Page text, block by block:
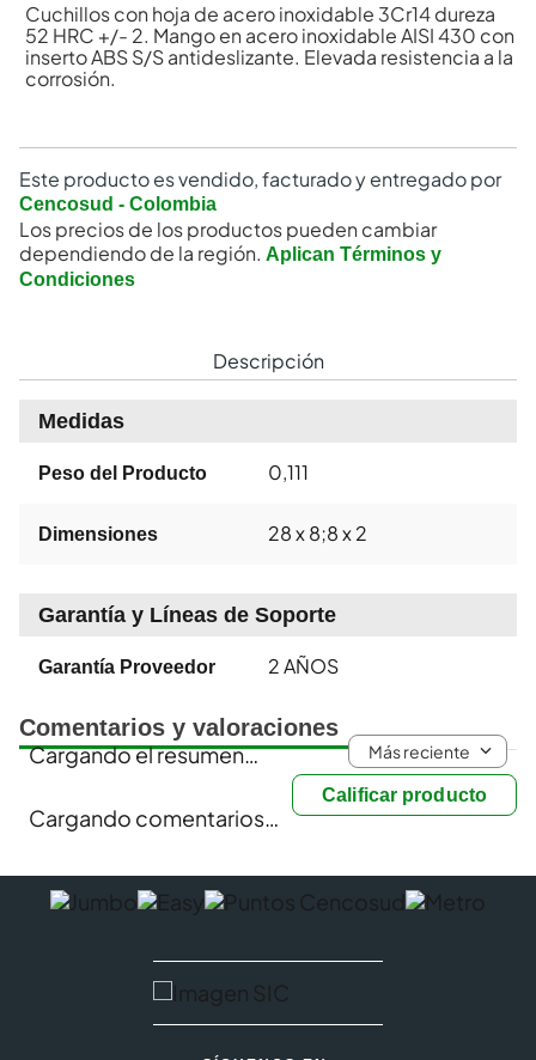
Cuchillos con hoja de acero inoxidable 3Cr14 dureza
52 HRC +/- 2. Mango en acero inoxidable AISI 430 con
inserto ABS S/S antideslizante. Elevada resistencia a la
corrosión.
Este producto es vendido, facturado y entregado por
Cencosud - Colombia
Los precios de los productos pueden cambiar
dependiendo de la región. Aplican Términos y
Condiciones
Descripción
Medidas
Peso del Producto 0,111
Dimensiones 28 x 8;8 x 2
Garantía y Líneas de Soporte
Garantía Proveedor 2 AÑOS
Comentarios y valoraciones
Calificar producto
Cargando el resumen… Más reciente
Cargando comentarios…